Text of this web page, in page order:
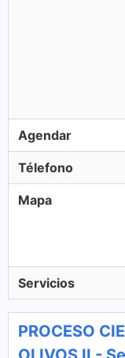
Agendar
Télefono
Mapa
Servicios
PROCESO